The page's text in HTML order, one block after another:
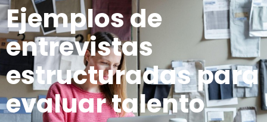
Ejemplos de
entrevistas
estructuradas para
evaluar talento